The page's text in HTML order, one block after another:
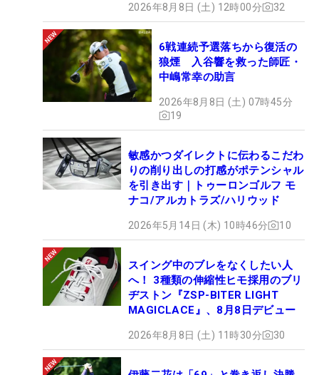
2026年8月8日 (土) 12時00分 32
6戦連続予選落ちから復活の
狼煙 入谷響を救った師匠・
中嶋常幸の助言
2026年8月8日 (土) 07時45分
19
敏感かつダイレクトに伝わるこだわ
りの削り出しの打感がポテンシャル
を引き出す｜トゥーロンゴルフ モ
ナコ/アルカトラズ/ハリウッド
2026年5月14日 (木) 10時46分 10
スイング中のブレをなくしたい人
へ！ 3種類の伸縮性ヒモ採用のブリ
ヂストン『ZSP-BITER LIGHT
MAGICLACE』、8月8日デビュー
2026年8月8日 (土) 11時30分 30